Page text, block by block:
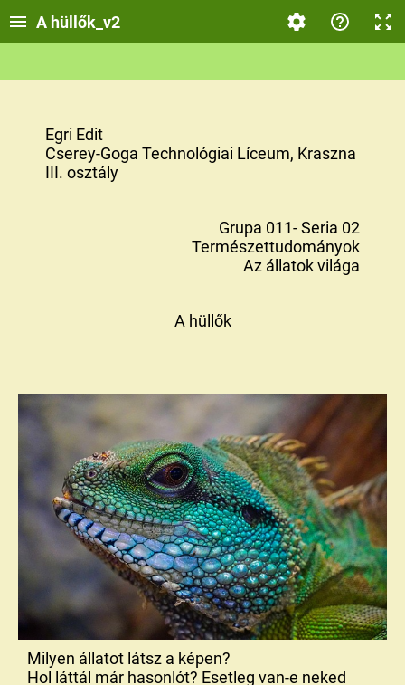
A hüllők_v2
Egri Edit
Cserey-Goga Technológiai Líceum, Kraszna
III. osztály
Grupa 011- Seria 02
Természettudományok
Az állatok világa
A hüllők
Milyen állatot látsz a képen?
Hol láttál már hasonlót? Esetleg van-e neked